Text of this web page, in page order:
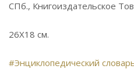
СПб., Книгоиздательское
26Х18 см.
#Энциклопедический